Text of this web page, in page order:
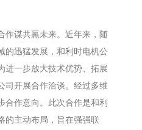
作谋共羸未来。近年来，随
的迅猛发展，和利时电机公
进一步放大技术优势、拓展
司开展合作洽谈。经过多维
合作意向。此次合作是和利
的主动布局，旨在强强联